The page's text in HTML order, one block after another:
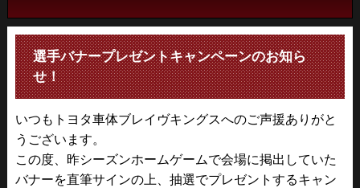
選手バナープレゼントキャンペーンのお知ら
せ！
いつもトヨタ車体ブレイヴキングスへのご声援ありがと
うございます。
この度、昨シーズンホームゲームで会場に掲出していた
バナーを直筆サインの上、抽選でプレゼントするキャン